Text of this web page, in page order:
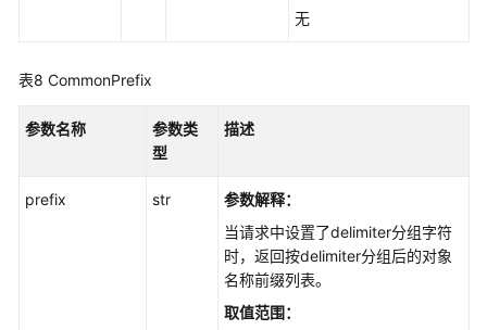
无
表8 CommonPrefix
参数名称
参数类
型
描述
prefix str
参数解释：
当请求中设置了delimiter分组字符
时，返回按delimiter分组后的对象
名称前缀列表。
取值范围：